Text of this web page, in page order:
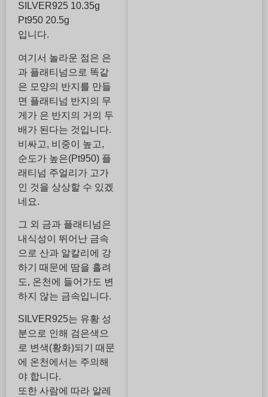
SILVER925 10.35g
Pt950 20.5g
입니다.
여기서 놀라운 점은 은
과 플래티넘으로 똑같
은 모양의 반지를 만들
면 플래티넘 반지의 무
게가 은 반지의 거의 두
배가 된다는 것입니다.
비싸고, 비중이 높고,
순도가 높은(Pt950) 플
래티넘 주얼리가 고가
인 것을 상상할 수 있겠
네요.
그 외 금과 플래티넘은
내식성이 뛰어난 금속
으로 산과 알칼리에 강
하기 때문에 땀을 흘려
도, 온천에 들어가도 변
하지 않는 금속입니다.
SILVER925는 유황 성
분으로 인해 검은색으
로 변색(황화)되기 때문
에 온천에서는 주의해
야 합니다.
또한 사람에 따라 알레